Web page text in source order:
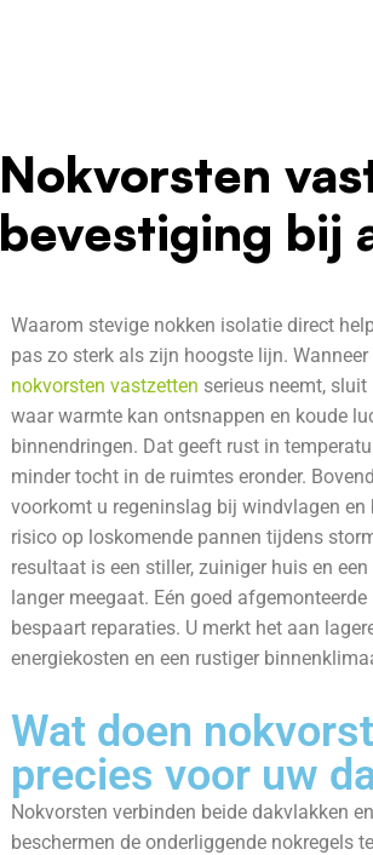
Nokvorsten
bevestiging bij
Waarom stevige nokken isolatie direct
pas zo sterk als zijn hoogste lijn. Wanneer
nokvorsten vastzetten serieus neemt, sluit
waar warmte kan ontsnappen en koude
binnendringen. Dat geeft rust in
minder tocht in de ruimtes eronder.
voorkomt u regeninslag bij windvlagen en
risico op loskomende pannen tijdens
resultaat is een stiller, zuiniger huis en
langer meegaat. Eén goed afgemonteerde
bespaart reparaties. U merkt het aan
energiekosten en een rustiger
Wat doen
precies voor uw
Nokvorsten verbinden beide dakvlakken en
beschermen de onderliggende nokregels